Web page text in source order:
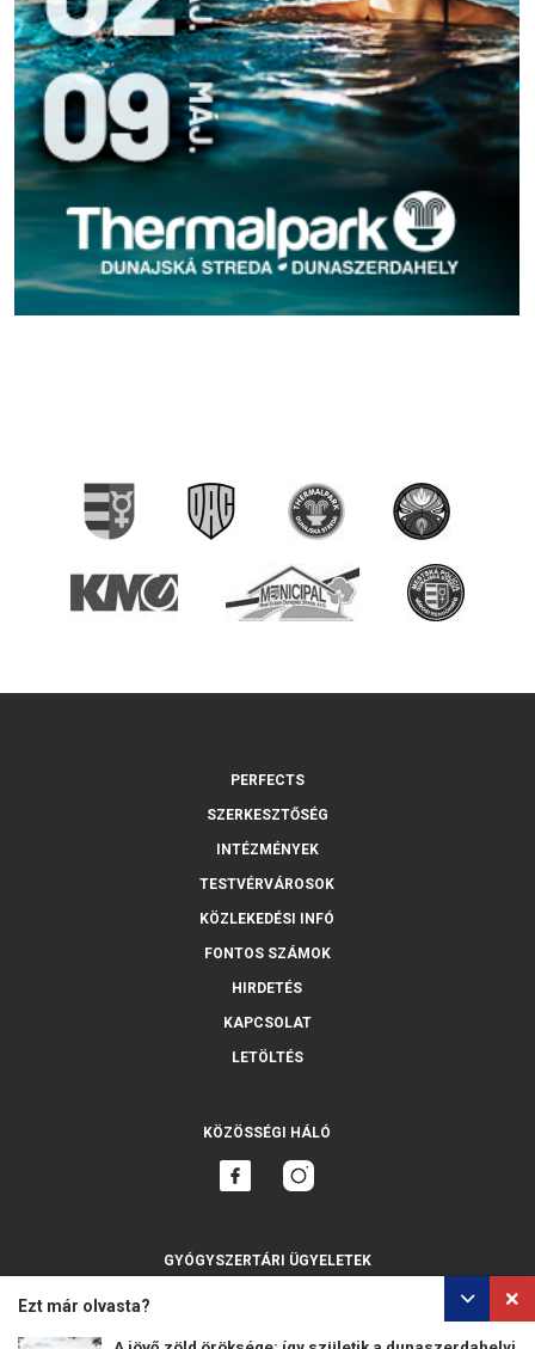
Ezt már olvasta?
PERFECTS
SZERKESZTŐSÉG
INTÉZMÉNYEK
TESTVÉRVÁROSOK
KÖZLEKEDÉSI INFÓ
FONTOS SZÁMOK
HIRDETÉS
KAPCSOLAT
LETÖLTÉS
KÖZÖSSÉGI HÁLÓ
GYÓGYSZERTÁRI ÜGYELETEK